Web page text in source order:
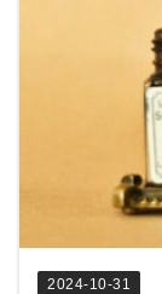
2024-10-31